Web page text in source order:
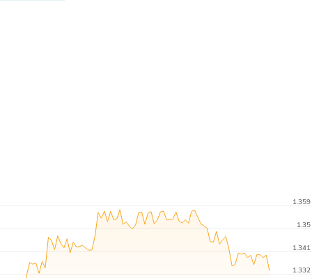
1.332
1.341
1.35
1.359